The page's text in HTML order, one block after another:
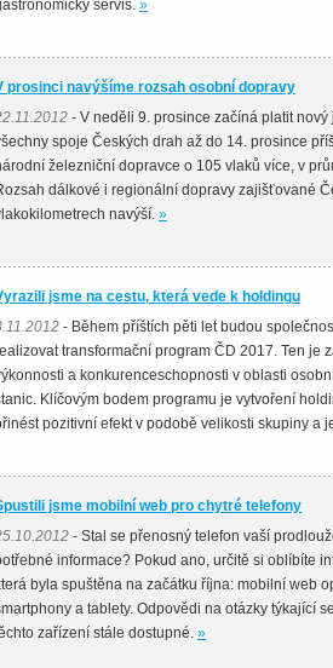
servis. »
prosinci navýšíme rozsah osobní dopravy
- V neděli 9. prosince začíná platit
spoje Českých drah až do 14. prosince
železniční dopravce o 105 vlaků více, v
dálkové i regionální dopravy zajišťované
navýší. »
jsme na cestu, která vede k holdingu
- Během příštích pěti let budou
transformační program ČD 2017. Ten je
a konkurenceschopnosti v oblasti
Klíčovým bodem programu je vytvoření
pozitivní efekt v podobě velikosti skupiny a
jsme mobilní web pro chytré telefony
- Stal se přenosný telefon vaší
informace? Pokud ano, určitě si oblíbíte
byla spuštěna na začátku října: mobilní web
a tablety. Odpovědi na otázky týkající
zařízení stále dostupné. »